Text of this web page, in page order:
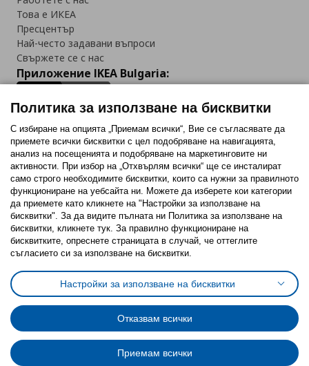
Това е ИКЕА
Пресцентър
Най-често задавани въпроси
Свържете се с нас
Приложение IKEA Bulgaria:
Последвайте ни:
FacebookTwitterYoutubePinterestInstagram
Политика за използване на бисквитки (Cookies)
Избор на настройки за използване на бисквитки
Условия за ползване на ikea.bgОбща политика за личните данни
Политика за защита на личните данни на ikea.bg
Общи условия на програма IKEA Family
Политика за защита на лични данни на програма IKEA Family
Политика за използване на бисквитки
С избиране на опцията „Приемам всички“, Вие се съгласявате да
приемете всички бисквитки с цел подобряване на навигацията,
анализ на посещенията и подобряване на маркетинговите ни
активности. При избор на „Отхвърлям всички“ ще се инсталират
само строго необходимитe бисквитки, които са нужни за правилното
функциониране на уебсайта ни. Можете да изберете кои категории
да приемете като кликнете на "Настройки за използване на
бисквитки". За да видите пълната ни Политика за използване на
бисквитки, кликнете тук. За правилно функциониране на
бисквитките, опреснете страницата в случай, че оттеглите
съгласието си за използване на бисквитки.
Настройки за използване на бисквитки
Отказвам всички
Приемам всички